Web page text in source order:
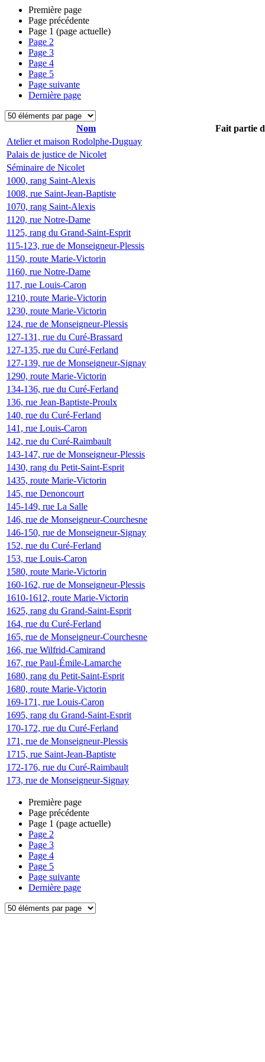
Première page
Page précédente
Page 1 (page actuelle)
Page 2
Page 3
Page 4
Page 5
Page suivante
Dernière page
Nom
Fait partie
Atelier et maison Rodolphe-Duguay
Palais de justice de Nicolet
Séminaire de Nicolet
1000, rang Saint-Alexis
1008, rue Saint-Jean-Baptiste
1070, rang Saint-Alexis
1120, rue Notre-Dame
1125, rang du Grand-Saint-Esprit
115-123, rue de Monseigneur-Plessis
1150, route Marie-Victorin
1160, rue Notre-Dame
117, rue Louis-Caron
1210, route Marie-Victorin
1230, route Marie-Victorin
124, rue de Monseigneur-Plessis
127-131, rue du Curé-Brassard
127-135, rue du Curé-Ferland
127-139, rue de Monseigneur-Signay
1290, route Marie-Victorin
134-136, rue du Curé-Ferland
136, rue Jean-Baptiste-Proulx
140, rue du Curé-Ferland
141, rue Louis-Caron
142, rue du Curé-Raimbault
143-147, rue de Monseigneur-Plessis
1430, rang du Petit-Saint-Esprit
1435, route Marie-Victorin
145, rue Denoncourt
145-149, rue La Salle
146, rue de Monseigneur-Courchesne
146-150, rue de Monseigneur-Signay
152, rue du Curé-Ferland
153, rue Louis-Caron
1580, route Marie-Victorin
160-162, rue de Monseigneur-Plessis
1610-1612, route Marie-Victorin
1625, rang du Grand-Saint-Esprit
164, rue du Curé-Ferland
165, rue de Monseigneur-Courchesne
166, rue Wilfrid-Camirand
167, rue Paul-Émile-Lamarche
1680, rang du Petit-Saint-Esprit
1680, route Marie-Victorin
169-171, rue Louis-Caron
1695, rang du Grand-Saint-Esprit
170-172, rue du Curé-Ferland
171, rue de Monseigneur-Plessis
1715, rue Saint-Jean-Baptiste
172-176, rue du Curé-Raimbault
173, rue de Monseigneur-Signay
Première page
Page précédente
Page 1 (page actuelle)
Page 2
Page 3
Page 4
Page 5
Page suivante
Dernière page